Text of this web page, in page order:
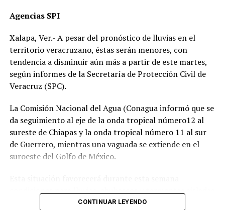
de alterar la escena del accidente y orientar el peritaje
liberación del operador del camión.
Además, acusan que las solicitudes de videos de las
cámaras del C4, así como de comercios y viviendas
cercanas, han sido ignoradas o negadas. Testigos
por temor a represalias.
“Hoy fue mi Abraham,
mañana puede ser alguien
sigue libre y operando en
Agencias SPI
Xalapa, Ver.- A pesar del pronóstico de lluvias en el
territorio veracruzano, éstas serán menores, con
tendencia a disminuir aún más a partir de este martes,
según informes de la Secretaría de Protección Civil de
Veracruz (SPC).
La Comisión Nacional del Agua (Conagua informó que se
da seguimiento al eje de la onda tropical número12 al
sureste de Chiapas y la onda tropical número 11 al sur
de Guerrero, mientras una vaguada se extiende en el
suroeste del Golfo de México.
generalmente matutinas y nocturnas en zonas de costas
CONTINUAR LEYENDO